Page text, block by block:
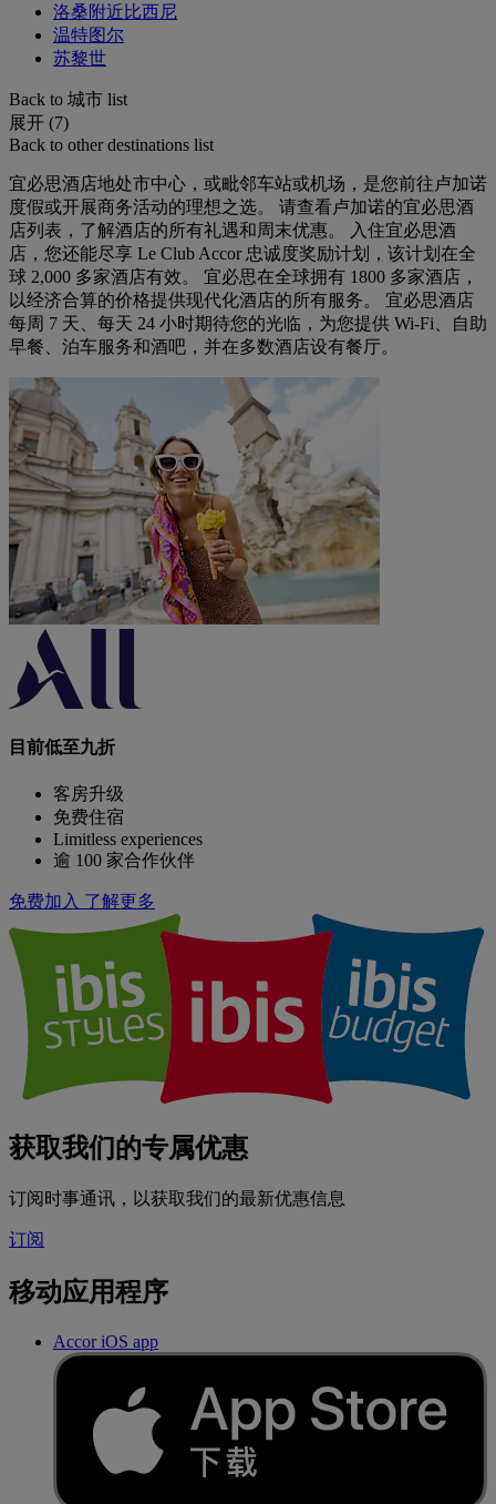
洛桑附近比西尼
温特图尔
苏黎世
Back to 城市 list
展开 (7)
Back to other destinations list
宜必思酒店地处市中心，或毗邻车站或机场，是您前往卢加诺
度假或开展商务活动的理想之选。 请查看卢加诺的宜必思酒
店列表，了解酒店的所有礼遇和周末优惠。 入住宜必思酒
店，您还能尽享 Le Club Accor 忠诚度奖励计划，该计划在全
球 2,000 多家酒店有效。 宜必思在全球拥有 1800 多家酒店，
以经济合算的价格提供现代化酒店的所有服务。 宜必思酒店
每周 7 天、每天 24 小时期待您的光临，为您提供 Wi-Fi、自助
早餐、泊车服务和酒吧，并在多数酒店设有餐厅。
目前低至九折
客房升级
免费住宿
Limitless experiences
逾 100 家合作伙伴
免费加入 了解更多
获取我们的专属优惠
订阅时事通讯，以获取我们的最新优惠信息
订阅
移动应用程序
Accor iOS app